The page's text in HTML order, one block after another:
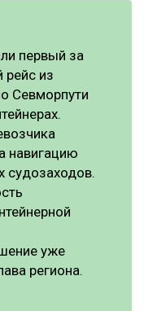
первый за
рейс из
Севморпути
навигацию
судозаходов.
уже
региона.